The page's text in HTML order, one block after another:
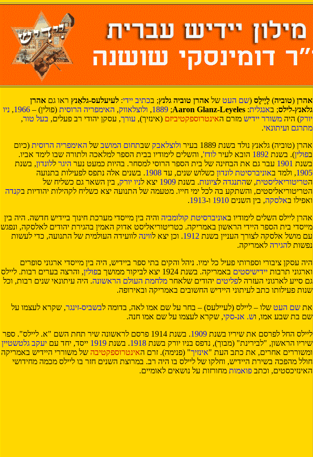
אהרן (טוביה) לֶיֶילֶס (שם העט של אהרן טוביה גלנץ; בכתיב יידי: לעיעלעס-גלאַנץ ראו גם אהרן
גלאנץ-לילס; באנגלית:
Aaron Glanz-Leyeles
;‏
1889
, ולוצלאווק, האימפריה הרוסית (פולין) – 1966
, ניו
יורק) היה משורר יידיש מזרם האינטרוספקטיביזם (אינזיך), עורך, עסקן יהודי רב פעלים, בעל טור,
מתרגם ועיתונאי.
אהרן (טוביה) גלאנץ נולד בשנת 1889 בעיר
ולוצלאבק שבתחום המושב של האימפריה הרוסית (כיום
בפולין). בשנת 1892 הובא לעיר לודז', והשלים לימודיו בבית הספר למלאכה ולתורה שבו לימד אביו.
בשנת 1901 עבר גם את הבחינה של בית הספר הרוסי למסחר. בהיות כמעט נער היגר ללונדון, בשנת
1905, ולמד באוניברסיטת לונדון כשלוש שנים, עד 1908. בשנים אלה נתפס לפעילות בתנועה
הטריטוריאליסטית, שהתנגדה לציונות. בשנת 1909 יצא לניו יורק, בין השאר גם כשליח של
הטריטוריאליסטים, והשתקע בה לכל ימי חייו. מטעמה של התנועה יצא כשליח לקהילות יהודיות בקנדה
ואפילו באלסקה, בין השנים 1910 ו-1913
.
אהרן ליילס השלים לימודיו באוניברסיטת קולומביה והיה בין מייסדי מערכת חינוך ביידיש חדשה. היה בין
מייסדי בית הספר היידי הראשון באמריקה. כטריטוריאליסט אדוק האמין בהגירת יהודים לאלסקה, ונפגש
עם מושל אלסקה לצורך העניין בשנת 1912. וכן יצא לווינה לוועידה העולמית של התנועה, כדי לעשות
נפשות להגירה לאמריקה.
היה עסקן ציבורי וספרותי פעיל כל ימיו. ניהל והקים בתי ספר ביידיש, היה בין מייסדי ארגוני סופרים
וארגוני תרבות יידישיסטים באמריקה. בשנת 1924 יצא לביקור ממושך ב פולין, והרצה בערים רבות. ליילס
גם סייע לארגוני העזרה לפליטים יהודים שלאחר מלחמת העולם הראשונה. היה עיתונאי שנים רבות, וכל
שנות פעילותו כתב לעיתוני היידיש החשובים באמריקה ובאירופה.
את שם העט שלו – ליילס (לעיילעס) – בחר על שם אמו לאה, בדומה לבשביס-זינגר, שקרא לעצמו על
שם בת שבע אמו, וש. אנ-סקי, שקרא לעצמו על שם אמו חנה.
ליילס החל לפרסם את שיריו בשנת 1909
. בשנת 1914 פרסם לראשונה שיר תחת השם "א. ליילס". ספר
שיריו הראשון, "לבירינת" (מבוך), נדפס בניו יורק בשנת 1918. בשנת 1919 ייסד, יחד עם יעקב גלטשטיין
ומשוררים אחרים, את כתב העת "אינזיך" (פנימה). זרם האינטרוספקטיבה של משוררי היידיש באמריקה
חולל מהפכה בשירת היידיש, וחלקו של ליילס בו היה רב. במרוצת השנים חזר בו ליילס מכמה מחידושי
האינזיכסטים, וכתב פואמות מחורזות על נושאים לאומיים.